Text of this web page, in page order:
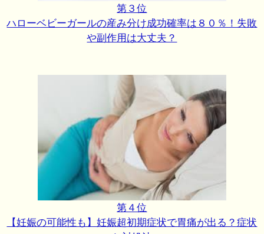
第３位
ハローベビーガールの産み分け成功確率は８０％！失敗
や副作用は大丈夫？
第４位
【妊娠の可能性も】妊娠超初期症状で胃痛が出る？症状